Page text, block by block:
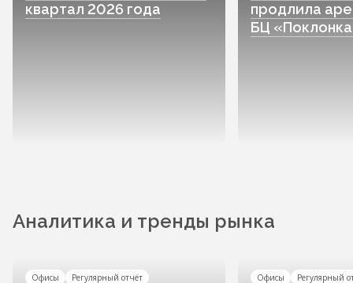
квартал 2026 года
продлила
БЦ
Аналитика и тренды рынка
Офисы Регулярный отчёт Офисы Регулярный